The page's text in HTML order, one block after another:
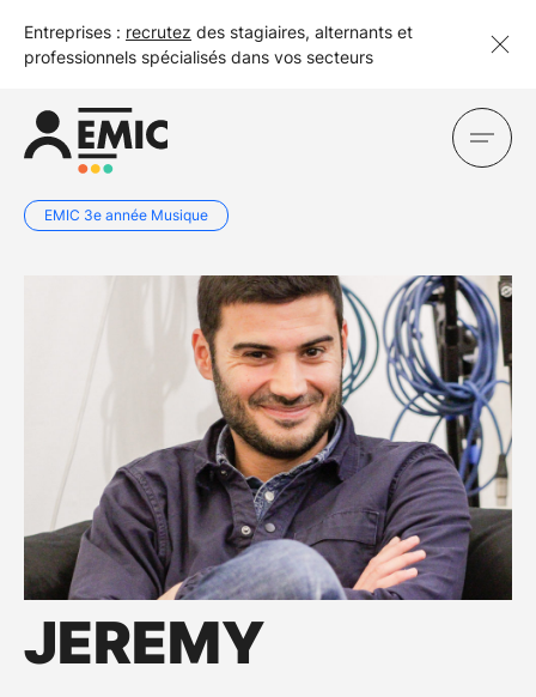
Entreprises : recrutez des stagiaires, alternants et
professionnels spécialisés dans vos secteurs
EMIC 3e année Musique
JEREMY